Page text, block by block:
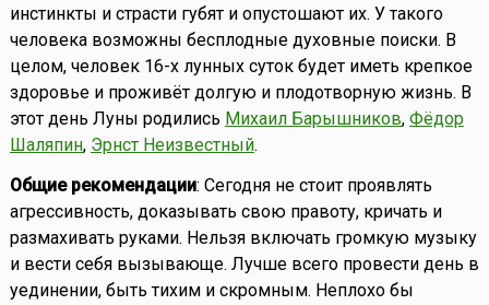
инстинкты и страсти губят и опустошают их. У такого
человека возможны бесплодные духовные поиски. В
целом, человек 16-х лунных суток будет иметь крепкое
здоровье и проживёт долгую и плодотворную жизнь. В
этот день Луны родились Михаил Барышников, Фёдор
Шаляпин, Эрнст Неизвестный.
Общие рекомендации: Сегодня не стоит проявлять
агрессивность, доказывать свою правоту, кричать и
размахивать руками. Нельзя включать громкую музыку
и вести себя вызывающе. Лучше всего провести день в
уединении, быть тихим и скромным. Неплохо бы